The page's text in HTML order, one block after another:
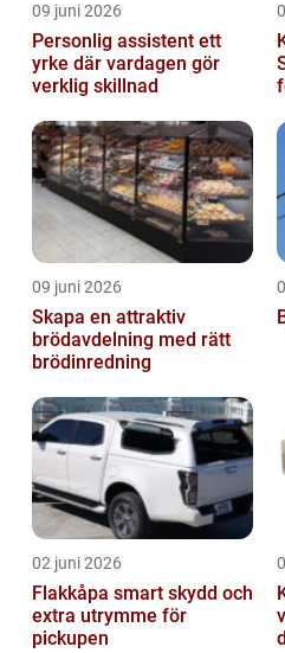
09 juni 2026
Personlig assistent ett
yrke där vardagen gör
verklig skillnad
09 juni 2026
Skapa en attraktiv
brödavdelning med rätt
brödinredning
02 juni 2026
Flakkåpa smart skydd och
extra utrymme för
pickupen